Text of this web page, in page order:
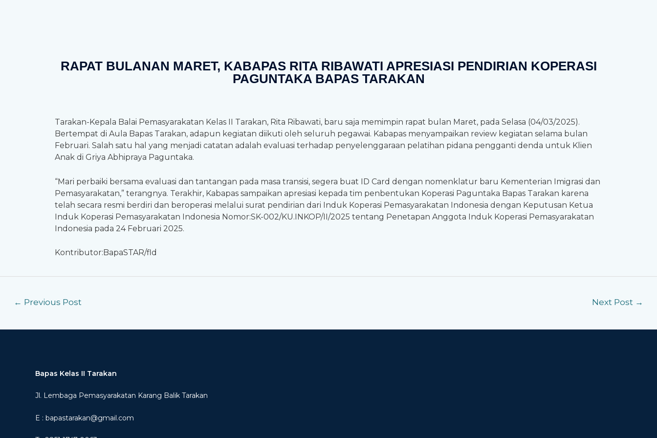
RAPAT BULANAN MARET, KABAPAS RITA RIBAWATI APRESIASI PENDIRIAN KOPERASI
PAGUNTAKA BAPAS TARAKAN
Tarakan-Kepala Balai Pemasyarakatan Kelas II Tarakan, Rita Ribawati, baru saja memimpin rapat bulan Maret, pada Selasa (04/03/2025).
Bertempat di Aula Bapas Tarakan, adapun kegiatan diikuti oleh seluruh pegawai. Kabapas menyampaikan review kegiatan selama bulan
Februari. Salah satu hal yang menjadi catatan adalah evaluasi terhadap penyelenggaraan pelatihan pidana pengganti denda untuk Klien
Anak di Griya Abhipraya Paguntaka.
“Mari perbaiki bersama evaluasi dan tantangan pada masa transisi, segera buat ID Card dengan nomenklatur baru Kementerian Imigrasi dan
Pemasyarakatan,” terangnya. Terakhir, Kabapas sampaikan apresiasi kepada tim penbentukan Koperasi Paguntaka Bapas Tarakan karena
telah secara resmi berdiri dan beroperasi melalui surat pendirian dari Induk Koperasi Pemasyarakatan Indonesia dengan Keputusan Ketua
Induk Koperasi Pemasyarakatan Indonesia Nomor:SK-002/KU.INKOP/II/2025 tentang Penetapan Anggota Induk Koperasi Pemasyarakatan
Indonesia pada 24 Februari 2025.
Kontributor:BapaSTAR/fld
← Previous Post Next Post →
Bapas Kelas II Tarakan
Jl. Lembaga Pemasyarakatan Karang Balik Tarakan
E : bapastarakan@gmail.com